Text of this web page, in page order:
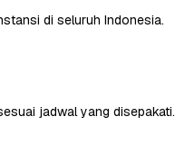
di seluruh Indonesia.
jadwal yang disepakati.